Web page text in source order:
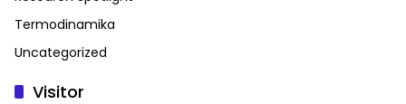
Termodinamika
Uncategorized
Visitor